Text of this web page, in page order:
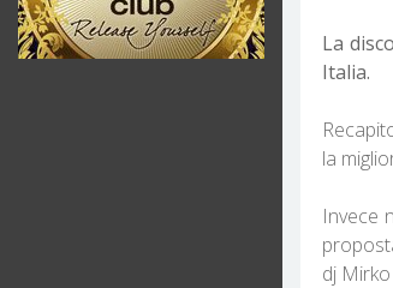
La
Italia.
la
Invece
dj Mirko